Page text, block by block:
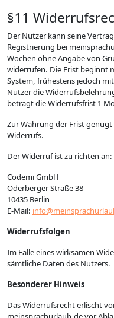
§11
Der Nutzer kann seine
Registrierung bei
Wochen ohne Angabe von
widerrufen. Die Frist beginnt
System, frühestens jedoch
Nutzer die
beträgt die Widerrufsfrist 1
Zur Wahrung der Frist
Widerrufs.
Der Widerruf ist zu richten an:
Codemi GmbH
Oderberger Straße 38
10435 Berlin
E-Mail:
Widerrufsfolgen
Im Falle eines wirksamen
sämtliche Daten des Nutzers.
Besonderer Hinweis
Das Widerrufsrecht erlischt